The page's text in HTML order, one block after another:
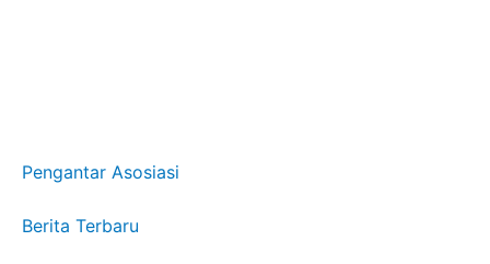
Pengantar Asosiasi
Berita Terbaru